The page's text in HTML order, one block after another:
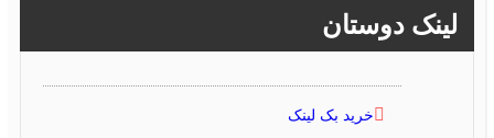
لینک دوستان
خرید بک لینک